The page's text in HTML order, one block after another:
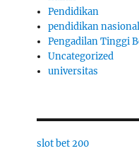
Pendidikan
pendidikan nasional
Pengadilan Tinggi
Uncategorized
universitas
slot bet 200